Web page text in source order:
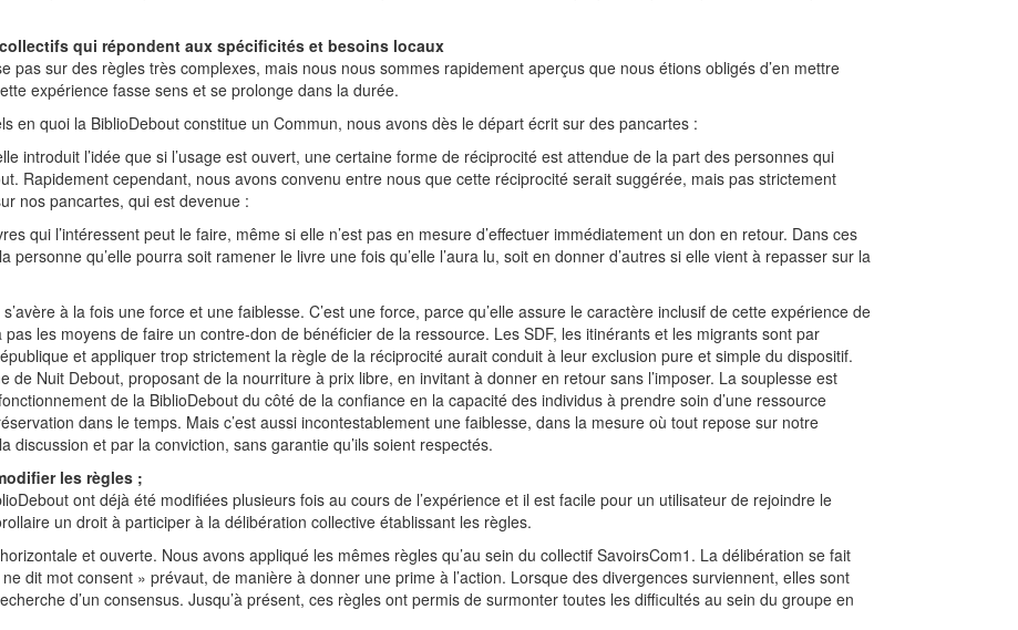
qui répondent aux spécificités et besoins locaux
pas sur des règles très complexes, mais nous nous sommes rapidement aperçus que nous étions obligés d’en mettre
expérience fasse sens et se prolonge dans la durée.
en quoi la BiblioDebout constitue un Commun, nous avons dès le départ écrit sur des pancartes :
introduit l’idée que si l’usage est ouvert, une certaine forme de réciprocité est attendue de la part des personnes qui
Rapidement cependant, nous avons convenu entre nous que cette réciprocité serait suggérée, mais pas strictement
nos pancartes, qui est devenue :
qui l’intéressent peut le faire, même si elle n’est pas en mesure d’effectuer immédiatement un don en retour. Dans ces
personne qu’elle pourra soit ramener le livre une fois qu’elle l’aura lu, soit en donner d’autres si elle vient à repasser sur la
à la fois une force et une faiblesse. C’est une force, parce qu’elle assure le caractère inclusif de cette expérience de
les moyens de faire un contre-don de bénéficier de la ressource. Les SDF, les itinérants et les migrants sont par
et appliquer trop strictement la règle de la réciprocité aurait conduit à leur exclusion pure et simple du dispositif.
de Nuit Debout, proposant de la nourriture à prix libre, en invitant à donner en retour sans l’imposer. La souplesse est
de la BiblioDebout du côté de la confiance en la capacité des individus à prendre soin d’une ressource
dans le temps. Mais c’est aussi incontestablement une faiblesse, dans la mesure où tout repose sur notre
discussion et par la conviction, sans garantie qu’ils soient respectés.
les règles ;
ont déjà été modifiées plusieurs fois au cours de l’expérience et il est facile pour un utilisateur de rejoindre le
un droit à participer à la délibération collective établissant les règles.
et ouverte. Nous avons appliqué les mêmes règles qu’au sein du collectif SavoirsCom1. La délibération se fait
dit mot consent » prévaut, de manière à donner une prime à l’action. Lorsque des divergences surviennent, elles sont
d’un consensus. Jusqu’à présent, ces règles ont permis de surmonter toutes les difficultés au sein du groupe en